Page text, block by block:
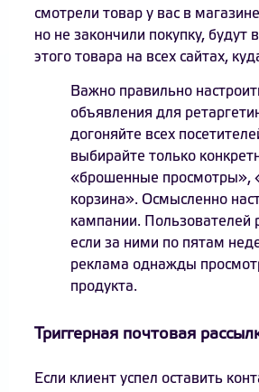
смотрели товар у вас в
но не закончили покупку, будут
этого товара на всех сайтах,
Важно правильно
объявления для
догоняйте всех
выбирайте только
«брошенные просмотры»,
корзина». Осмысленно
кампании. Пользователей
если за ними по пятам
реклама однажды
продукта.
Триггерная почтовая
Если клиент успел оставить